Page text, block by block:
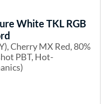
White TKL RGB
Cherry MX Red, 80%
PBT, Hot-